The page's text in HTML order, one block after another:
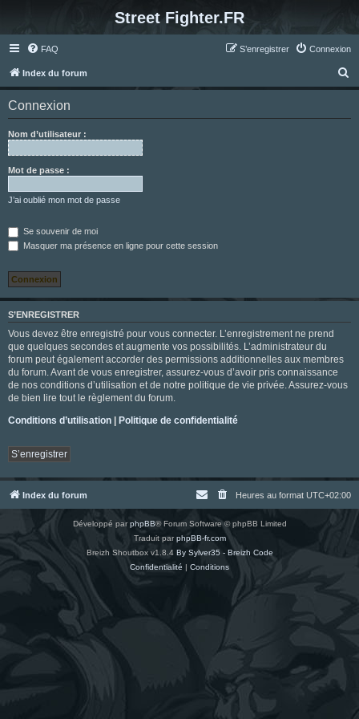
Street Fighter.FR
FAQ Connexion
S’enregistrer
Index du forum
e
Connexion
Nom d’utilisateur :
Mot de passe :
J’ai oublié mon mot de passe
Se souvenir de moi
Masquer ma présence en ligne pour cette session
S’ENREGISTRER
Vous devez être enregistré pour vous connecter. L’enregistrement ne prend
que quelques secondes et augmente vos possibilités. L’administrateur du
forum peut également accorder des permissions additionnelles aux membres
du forum. Avant de vous enregistrer, assurez-vous d’avoir pris connaissance
de nos conditions d’utilisation et de notre politique de vie privée. Assurez-vous
de bien lire tout le règlement du forum.
Conditions d’utilisation | Politique de confidentialité
S’enregistrer
Index du forum Heures au format UTC+02:00
Développé parphpBB® Forum Software © phpBB Limited
Traduit parphpBB-fr.com
Breizh Shoutbox v1.8.4 By Sylver35 - Breizh Code
Confidentialité | Conditions